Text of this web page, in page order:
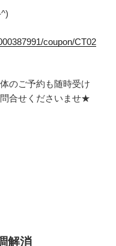
coupon/CT02
のご予約も随時受け
合せくださいませ★
解消